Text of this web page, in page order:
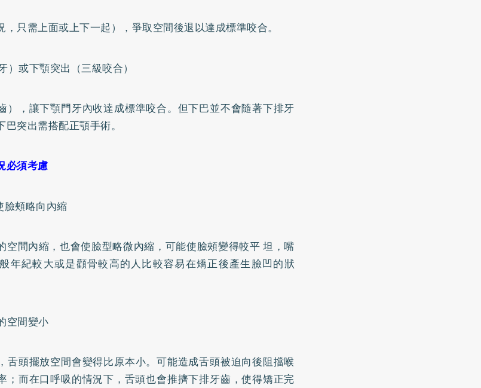
只需上面或上下一起），爭取空間後退以達成標準咬合。
）或下顎突出（三級咬合）
），讓下顎門牙內收達成標準咬合。但下巴並不會隨著下排牙
突出需搭配正顎手術。
必須考慮
臉頰略向內縮
空間內縮，也會使臉型略微內縮，可能使臉頰變得較平 坦，嘴
年紀較大或是顴骨較高的人比較容易在矯正後產生臉凹的狀
空間變小
舌頭擺放空間會變得比原本小。可能造成舌頭被迫向後阻擋喉
；而在口呼吸的情況下，舌頭也會推擠下排牙齒，使得矯正完